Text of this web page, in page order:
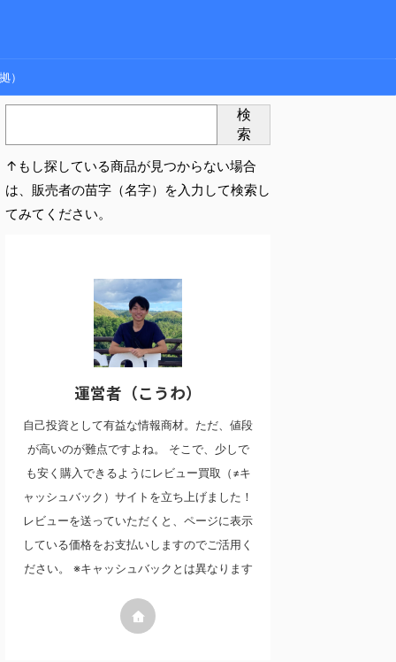
）
検
索
↑もし探している商品が見つからない場合
は、販売者の苗字（名字）を入力して検索し
てみてください。
運営者（こうわ）
自己投資として有益な情報商材。ただ、値段
が高いのが難点ですよね。 そこで、少しで
も安く購入できるようにレビュー買取（≠キ
ャッシュバック）サイトを立ち上げました！
レビューを送っていただくと、ページに表示
している価格をお支払いしますのでご活用く
ださい。 ※キャッシュバックとは異なります